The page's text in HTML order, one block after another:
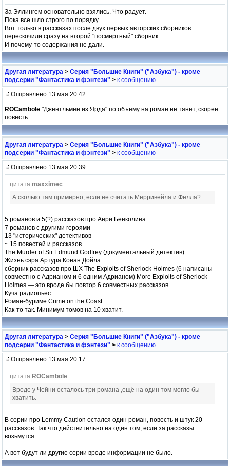
За Эллингем основательно взялись. Что радует.
Пока все шло строго по порядку.
Вот только в рассказах после двух первых авторских сборников
перескочили сразу на второй "посмертный" сборник.
И почему-то содержания не дали.
Другая литература > Серия "Большие Книги" ("Азбука") - кроме
подсерии "Фантастика и фэнтези" > к сообщению
Отправлено 13 мая 20:42
ROCambole "Джентльмен из Ярда" по объему на роман не тянет, скорее
повесть.
Другая литература > Серия "Большие Книги" ("Азбука") - кроме
подсерии "Фантастика и фэнтези" > к сообщению
Отправлено 13 мая 20:39
цитата maxximec
А сколько там примерно, если не считать Мерривейла и Фелла?
5 романов и 5(?) рассказов про Анри Бенколина
7 романов с другими героями
13 "исторических" детективов
~ 15 повестей и рассказов
The Murder of Sir Edmund Godfrey (документальный детектив)
Жизнь сэра Артура Конан Дойла
сборник рассказов про ШХ The Exploits of Sherlock Holmes (6 написаны
совместно с Адрианом и 6 одним Адрианом) More Exploits of Sherlock
Holmes — это вроде бы повтор 6 совместных рассказов
Куча радиопьес.
Роман-буриме Crime on the Coast
Как-то так. Минимум томов на 10 хватит.
Другая литература > Серия "Большие Книги" ("Азбука") - кроме
подсерии "Фантастика и фэнтези" > к сообщению
Отправлено 13 мая 20:17
цитата ROCambole
Вроде у Чейни осталось три романа ,ещё на один том могло бы
хватить.
В серии про Lemmy Caution остался один роман, повесть и штук 20
рассказов. Так что действительно на один том, если за рассказы
возьмутся.
А вот будут ли другие серии вроде информации не было.